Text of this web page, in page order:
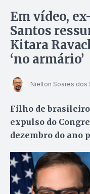
Em vídeo,
Santos
Kitara
‘no armário’
Nielton Soares dos
Filho de
expulso do
dezembro do ano